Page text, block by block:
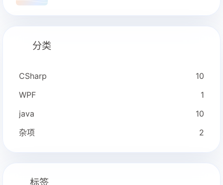
分类
CSharp
10
WPF
1
java
10
杂项
2
标签